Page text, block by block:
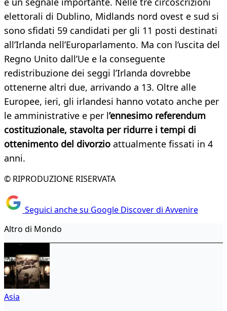
elettorali di Dublino, Midlands nord ovest e sud si
sono sfidati 59 candidati per gli 11 posti destinati
all’Irlanda nell’Europarlamento. Ma con l’uscita del
Regno Unito dall’Ue e la conseguente
redistribuzione dei seggi l’Irlanda dovrebbe
ottenerne altri due, arrivando a 13. Oltre alle
Europee, ieri, gli irlandesi hanno votato anche per
le amministrative e per l’ennesimo referendum
costituzionale, stavolta per ridurre i tempi di
ottenimento del divorzio attualmente fissati in 4
anni.
© RIPRODUZIONE RISERVATA
Seguici anche su Google Discover di Avvenire
Altro di Mondo
Asia